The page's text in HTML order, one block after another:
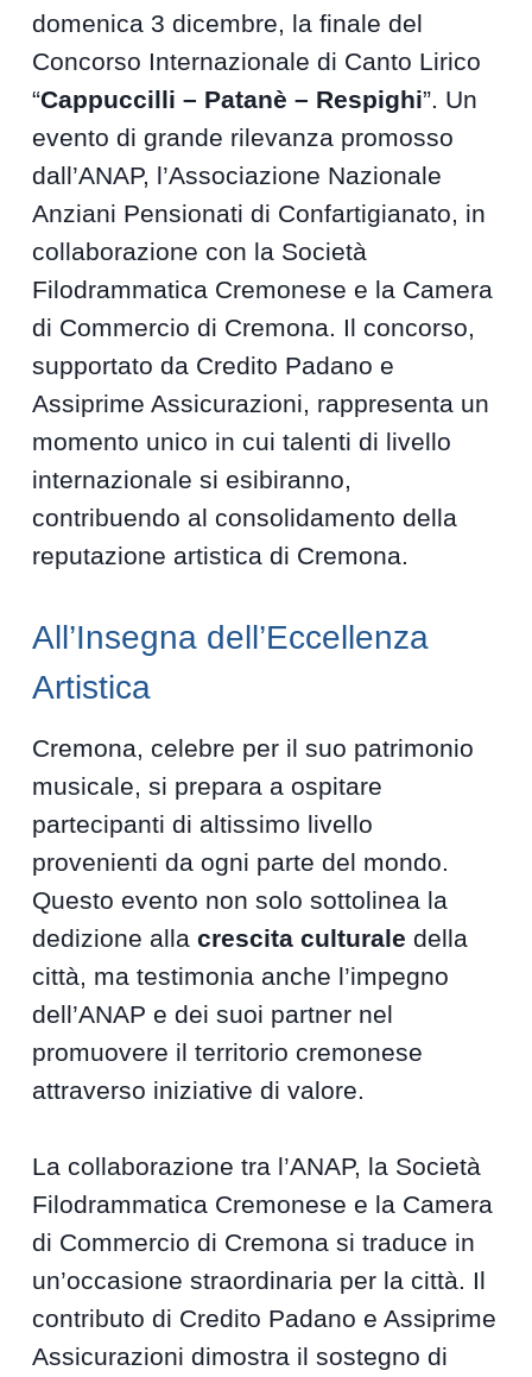
domenica 3 dicembre, la finale del
Concorso Internazionale di Canto Lirico
“Cappuccilli – Patanè – Respighi”. Un
evento di grande rilevanza promosso
dall’ANAP, l’Associazione Nazionale
Anziani Pensionati di Confartigianato, in
collaborazione con la Società
Filodrammatica Cremonese e la Camera
di Commercio di Cremona. Il concorso,
supportato da Credito Padano e
Assiprime Assicurazioni, rappresenta un
momento unico in cui talenti di livello
internazionale si esibiranno,
contribuendo al consolidamento della
reputazione artistica di Cremona.
All’Insegna dell’Eccellenza
Artistica
Cremona, celebre per il suo patrimonio
musicale, si prepara a ospitare
partecipanti di altissimo livello
provenienti da ogni parte del mondo.
Questo evento non solo sottolinea la
dedizione allacrescita culturale della
città, ma testimonia anche l’impegno
dell’ANAP e dei suoi partner nel
promuovere il territorio cremonese
attraverso iniziative di valore.
La collaborazione tra l’ANAP, la Società
Filodrammatica Cremonese e la Camera
di Commercio di Cremona si traduce in
un’occasione straordinaria per la città. Il
contributo di Credito Padano e Assiprime
Assicurazioni dimostra il sostegno di